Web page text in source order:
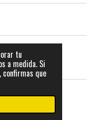
tu
a medida. Si
confirmas que